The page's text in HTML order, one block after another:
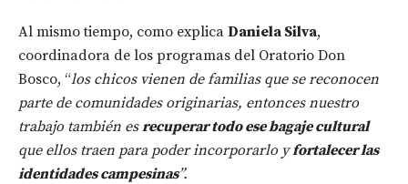
Al mismo tiempo, como explica Daniela Silva,
coordinadora de los programas del Oratorio Don
Bosco, “los chicos vienen de familias que se reconocen
parte de comunidades originarias, entonces nuestro
trabajo también esrecuperar todo ese bagaje cultural
que ellos traen para poder incorporarlo yfortalecer las
identidades campesinas”.